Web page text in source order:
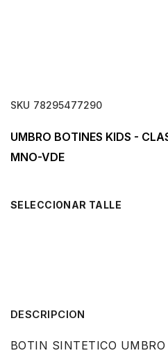
SKU 78295477290
UMBRO BOTINES KIDS -
MNO-VDE
TALLE
DESCRIPCION
BOTIN SINTETICO